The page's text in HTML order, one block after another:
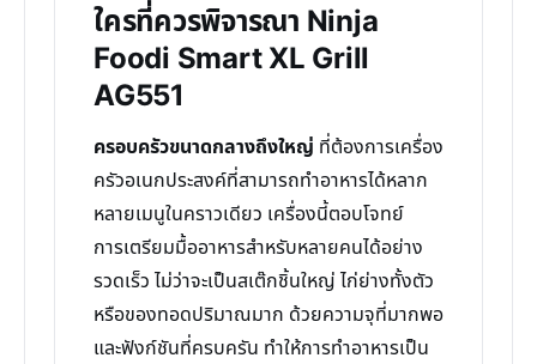
ใครที่ควรพิจารณา Ninja
Foodi Smart XL Grill
AG551
ครอบครัวขนาดกลางถึงใหญ่ ที่ต้องการเครื่อง
ครัวอเนกประสงค์ที่สามารถทำอาหารได้หลาก
หลายเมนูในคราวเดียว เครื่องนี้ตอบโจทย์
การเตรียมมื้ออาหารสำหรับหลายคนได้อย่าง
รวดเร็ว ไม่ว่าจะเป็นสเต๊กชิ้นใหญ่ ไก่ย่างทั้งตัว
หรือของทอดปริมาณมาก ด้วยความจุที่มากพอ
และฟังก์ชันที่ครบครัน ทำให้การทำอาหารเป็น